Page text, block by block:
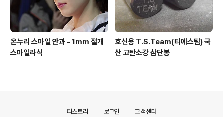
온누리 스마일 안과 - 1mm 절개
스마일라식
호신용 T.S.Team(티에스팀) 국
산 고탄소강 삼단봉
티스토리 로그인 고객센터